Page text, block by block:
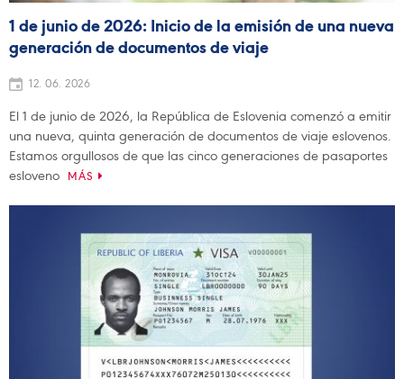
1 de junio de 2026: Inicio de la emisión de una nueva
generación de documentos de viaje
12. 06. 2026
El 1 de junio de 2026, la República de Eslovenia comenzó a emitir
una nueva, quinta generación de documentos de viaje eslovenos.
Estamos orgullosos de que las cinco generaciones de pasaportes
esloveno
MÁS